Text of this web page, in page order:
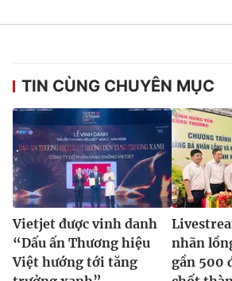
TIN CÙNG CHUYÊN MỤC
Vietjet được vinh danh
“Dấu ấn Thương hiệu
Việt hướng tới tăng
nhãn
gần 500